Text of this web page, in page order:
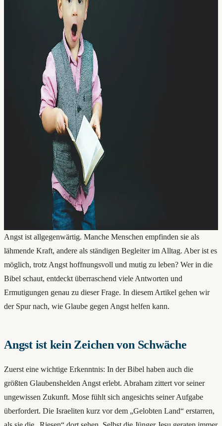
Angst ist allgegenwärtig. Manche Menschen empfinden sie als
lähmende Kraft, andere als ständigen Begleiter im Alltag. Aber ist es
möglich, trotz Angst hoffnungsvoll und mutig zu leben? Wer in die
Bibel schaut, entdeckt überraschend viele Antworten und
Ermutigungen genau zu dieser Frage. In diesem Artikel gehen wir
der Spur nach, wie Glaube gegen Angst helfen kann.
Angst ist kein Zeichen von Schwäche
Zuerst eine wichtige Erkenntnis: In der Bibel haben auch die
größten Glaubenshelden Angst erlebt. Abraham zittert vor seiner
ungewissen Zukunft. Mose fühlt sich angesichts seiner Aufgabe
überfordert. Die Israeliten kurz vor dem „Gelobten Land“ erstarren,